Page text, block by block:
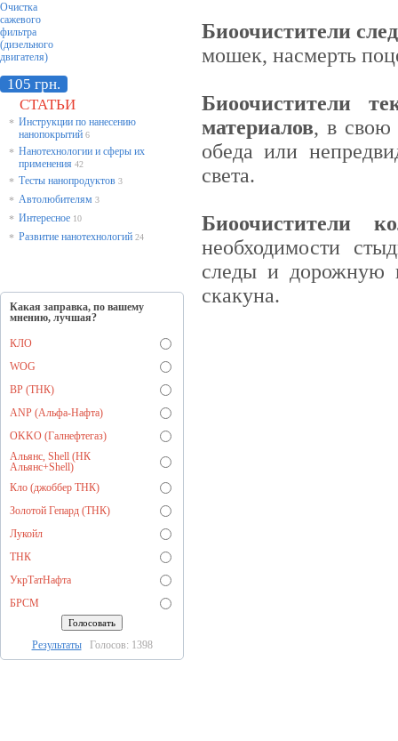
Очистка
сажевого
фильтра
(дизельного
двигателя)
105 грн.
СТАТЬИ
* Инструкции по нанесению
нанопокрытий 6
* Нанотехнологии и сферы их
применения 42
* Тесты нанопродуктов 3
* Автолюбителям 3
* Интересное 10
* Развитие нанотехнологий 24
Какая заправка, по вашему
мнению, лучшая?
КЛО
WOG
BP (ТНК)
ANP (Альфа-Нафта)
OKKO (Галнефтегаз)
Альянс, Shell (НК
Альянс+Shell)
Кло (джоббер ТНК)
Золотой Гепард (ТНК)
Лукойл
ТНК
УкрТатНафта
БРСМ
РезультатыГолосов: 1398
Биоочистители
мошек, насмерть
Биоочистители
материалов, в свою
обеда или
света.
Биоочистители
необходимости
следы и дорожную
скакуна.